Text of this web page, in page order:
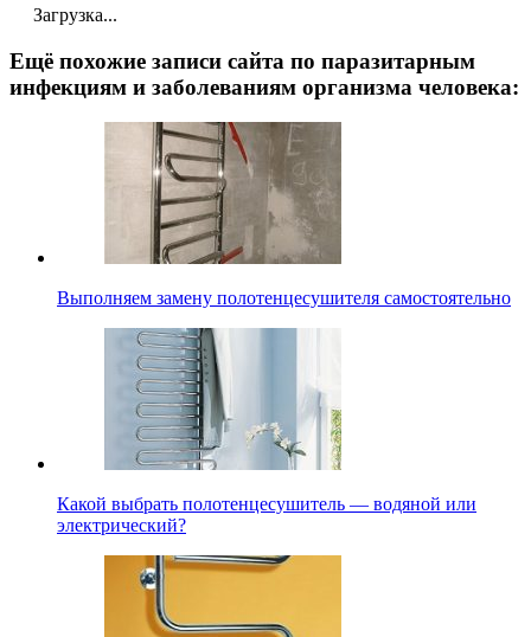
Загрузка...
Ещё похожие записи сайта по паразитарным
инфекциям и заболеваниям организма человека:
Выполняем замену полотенцесушителя самостоятельно
Какой выбрать полотенцесушитель — водяной или
электрический?